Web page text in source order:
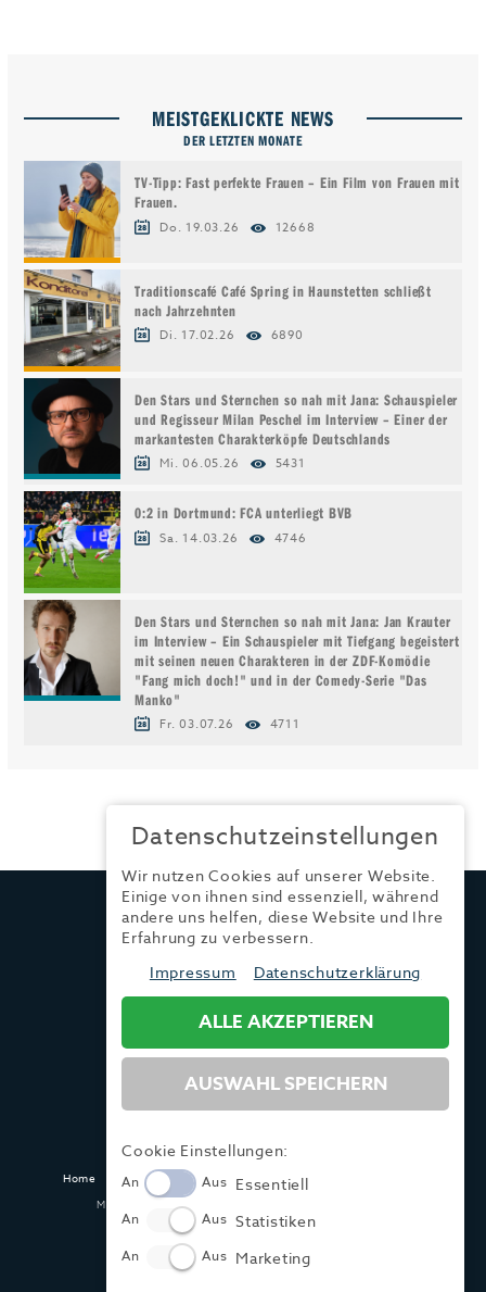
MEISTGEKLICKTE NEWS
DER LETZTEN MONATE
TV-Tipp: Fast perfekte Frauen – Ein Film von Frauen mit
Frauen.
Do. 19.03.26 12668
Traditionscafé Café Spring in Haunstetten schließt
nach Jahrzehnten
Di. 17.02.26 6890
Den Stars und Sternchen so nah mit Jana: Schauspieler
und Regisseur Milan Peschel im Interview – Einer der
markantesten Charakterköpfe Deutschlands
Mi. 06.05.26 5431
0:2 in Dortmund: FCA unterliegt BVB
Sa. 14.03.26 4746
Den Stars und Sternchen so nah mit Jana: Jan Krauter
im Interview – Ein Schauspieler mit Tiefgang begeistert
mit seinen neuen Charakteren in der ZDF-Komödie
"Fang mich doch!" und in der Comedy-Serie "Das
Manko"
Fr. 03.07.26 4711
TRENDYONE
Ad can do GmbH & Co. KG
Kurzes Geländ 8 a | 86156 Augsburg
+49 (0) 821 / 99 82 34 40
Fax:
+49 (0) 821 / 99 82 34 41
Home Kontakt Impressum Datenschutz
Made with ♥ in Dasing und Hamburg @ zwetschke.de
Datenschutzeinstellungen
Wir nutzen Cookies auf unserer Website.
Einige von ihnen sind essenziell, während
andere uns helfen, diese Website und Ihre
Erfahrung zu verbessern.
Impressum
Datenschutzerklärung
ALLE AKZEPTIEREN
AUSWAHL SPEICHERN
Cookie Einstellungen:
An Aus Essentiell
An Aus Statistiken
An Aus Marketing